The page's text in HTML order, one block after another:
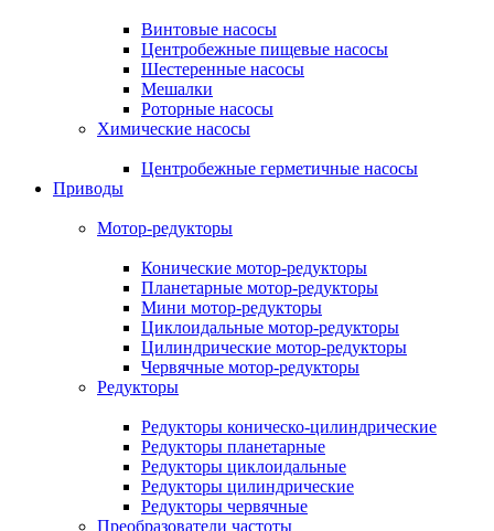
Винтовые насосы
Центробежные пищевые насосы
Шестеренные насосы
Мешалки
Роторные насосы
Химические насосы
Центробежные герметичные насосы
Приводы
Мотор-редукторы
Конические мотор-редукторы
Планетарные мотор-редукторы
Мини мотор-редукторы
Циклоидальные мотор-редукторы
Цилиндрические мотор-редукторы
Червячные мотор-редукторы
Редукторы
Редукторы коническо-цилиндрические
Редукторы планетарные
Редукторы циклоидальные
Редукторы цилиндрические
Редукторы червячные
Преобразователи частоты